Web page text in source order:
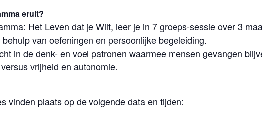
eruit?
Het Leven dat je Wilt, leer je in 7 groeps-sessie over 3
van oefeningen en persoonlijke begeleiding.
in de denk- en voel patronen waarmee mensen gevangen
vrijheid en autonomie.
vinden plaats op de volgende data en tijden: